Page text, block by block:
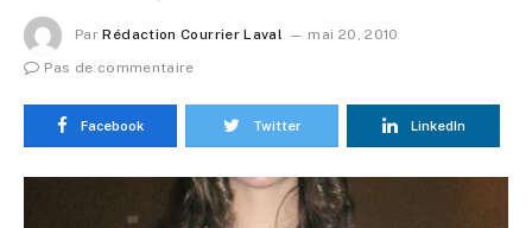
Par Rédaction Courrier Laval
mai 20, 2010
Pas de commentaire
Facebook Twitter LinkedIn